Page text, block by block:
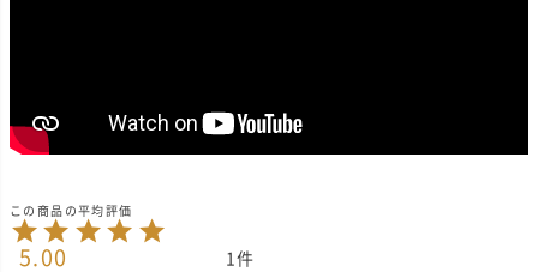
5.00 1